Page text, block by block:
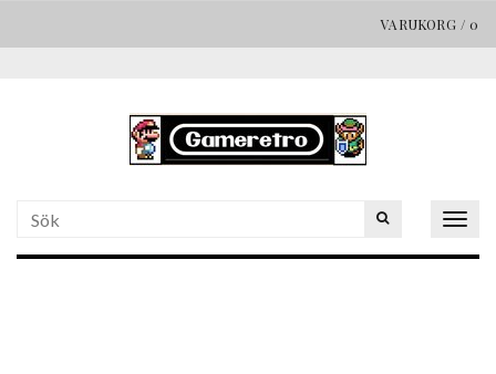
VARUKORG / 0